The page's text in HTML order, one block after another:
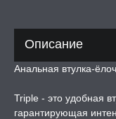
ДЛЯ СЕКСА
Описание
Анальная втулка-
Triple - это удобная
гарантирующая